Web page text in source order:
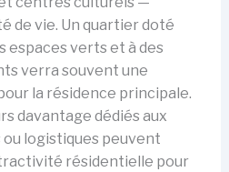
de vie. Un quartier doté
espaces verts et à des
verra souvent une
la résidence principale.
davantage dédiés aux
logistiques peuvent
résidentielle pour